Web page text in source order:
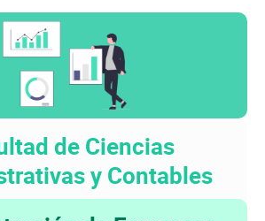
de Ciencias
y Contables